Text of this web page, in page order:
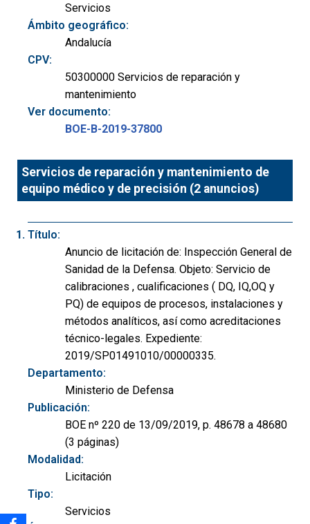
Servicios
Ámbito geográfico:
Andalucía
CPV:
50300000 Servicios de reparación y
mantenimiento
Ver documento:
BOE-B-2019-37800
Servicios de reparación y mantenimiento de
equipo médico y de precisión (2 anuncios)
Título:
Anuncio de licitación de: Inspección General de
Sanidad de la Defensa. Objeto: Servicio de
calibraciones , cualificaciones ( DQ, IQ,OQ y
PQ) de equipos de procesos, instalaciones y
métodos analíticos, así como acreditaciones
técnico-legales. Expediente:
2019/SP01491010/00000335.
Departamento:
Ministerio de Defensa
Publicación:
BOE nº 220 de 13/09/2019, p. 48678 a 48680
(3 páginas)
Modalidad:
Licitación
Tipo:
Servicios